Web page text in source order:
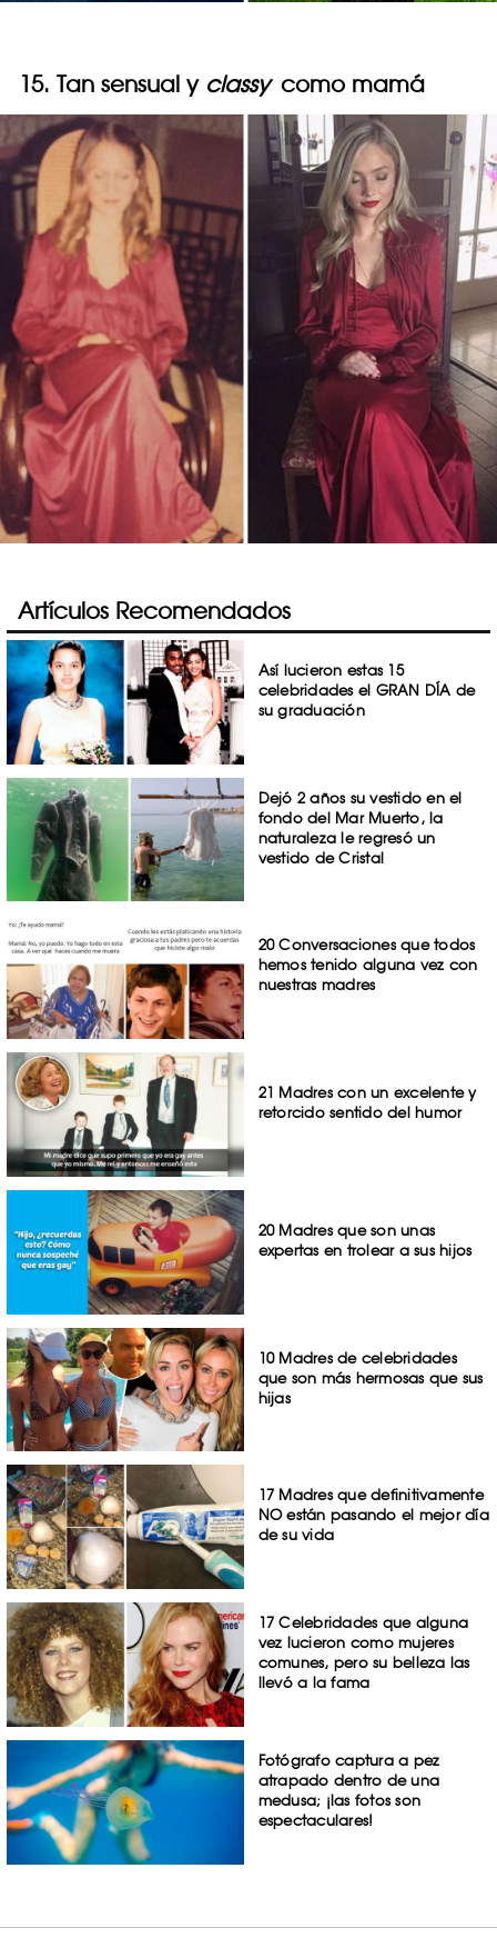
15. Tan sensual y classycomo mamá
Artículos Recomendados
Así lucieron estas 15
celebridades el GRAN DÍA de
su graduación
Dejó 2 años su vestido en el
fondo del Mar Muerto, la
naturaleza le regresó un
vestido de Cristal
20 Conversaciones que todos
hemos tenido alguna vez con
nuestras madres
21 Madres con un excelente y
retorcido sentido del humor
20 Madres que son unas
expertas en trolear a sus hijos
10 Madres de celebridades
que son más hermosas que sus
hijas
17 Madres que definitivamente
NO están pasando el mejor día
de su vida
17 Celebridades que alguna
vez lucieron como mujeres
comunes, pero su belleza las
llevó a la fama
Fotógrafo captura a pez
atrapado dentro de una
medusa; ¡las fotos son
espectaculares!